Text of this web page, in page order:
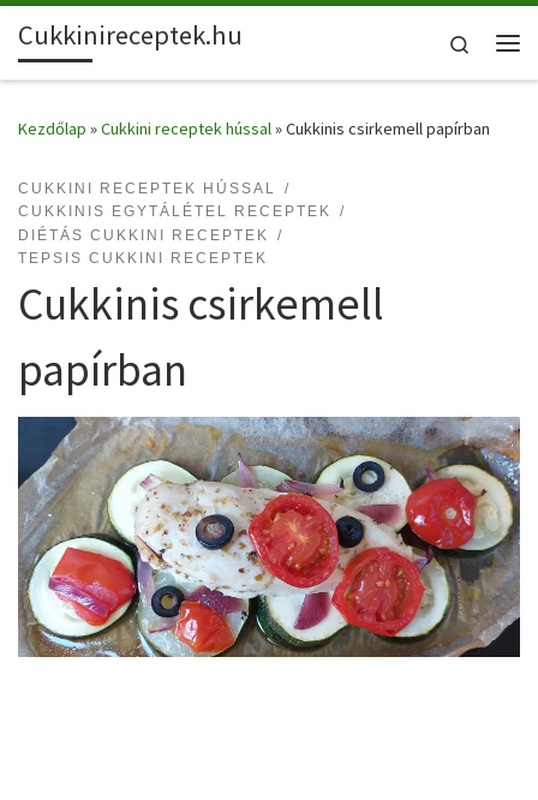
Skip to content
Cukkinireceptek.hu
Search
Kezdőlap »Cukkini receptek hússal»Cukkinis csirkemell papírban
CUKKINI RECEPTEK HÚSSAL
CUKKINIS EGYTÁLÉTEL RECEPTEK
DIÉTÁS CUKKINI RECEPTEK
TEPSIS CUKKINI RECEPTEK
Cukkinis csirkemell
papírban